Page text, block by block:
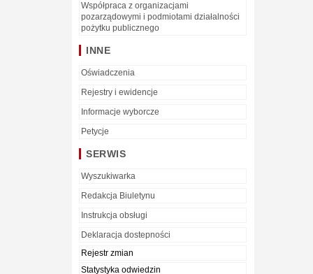
Współpraca z organizacjami
pozarządowymi i podmiotami działalności
pożytku publicznego
INNE
Oświadczenia
Rejestry i ewidencje
Informacje wyborcze
Petycje
SERWIS
Wyszukiwarka
Redakcja Biuletynu
Instrukcja obsługi
Deklaracja dostepności
Rejestr zmian
Statystyka odwiedzin